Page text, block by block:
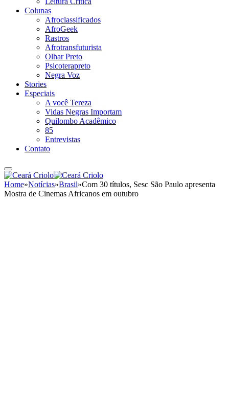
Colunas
Afroclassificados
AfroGeek
Rastros
Afrotransfuturista
Olhar Preto
Psicoterapreto
Negra Voz
Stories
Especiais
A você Tereza
Vidas Negras Importam
Quilombo Acadêmico
85
Entrevistas
Contato
Home»Notícias»Brasil»Com 30 títulos, Sesc São Paulo apresenta
Mostra de Cinemas Africanos em outubro